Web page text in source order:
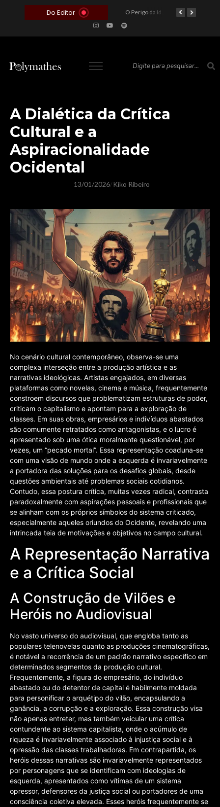
Do Editor
A Roleta da Miséria: Quando a Devoção Cega Encontra o Link na Bio. A Queda do Brasileiro Pelas Mãos de Seus Influencers. O Perigo da Ideologia Desenfreada na Justiça: Quando a Pauta Política Substitui a Pena Criminal
A Dialética da Crítica
Cultural e a
Aspiracionalidade
Ocidental
13/01/2026/ Kiko Ribeiro
No cenário cultural contemporâneo, observa-se uma
complexa interseção entre a produção artística e as
narrativas ideológicas. Artistas engajados, em diversas
plataformas como novelas, cinema e música, frequentemente
constroem discursos que problematizam estruturas de poder,
criticam o capitalismo e apontam para a exploração de
classes. Em suas obras, empresários e indivíduos abastados
são comumente retratados como antagonistas, e o lucro é
apresentado sob uma ótica moralmente questionável, por
vezes, um “pecado mortal”. Essa representação coaduna-se
com uma visão de mundo onde a esquerda é invariavelmente
a portadora das soluções para os desafios globais, desde
questões ambientais até problemas sociais cotidianos.
Contudo, essa postura crítica, muitas vezes radical, contrasta
paradoxalmente com aspirações pessoais e profissionais que
se alinham com os próprios símbolos do sistema criticado,
especialmente aqueles oriundos do Ocidente, revelando uma
intrincada teia de motivações e objetivos no campo cultural.
A Representação Narrativa
e a Crítica Social
A Construção de Vilões e
Heróis no Audiovisual
No vasto universo do audiovisual, que engloba tanto as
populares telenovelas quanto as produções cinematográficas,
é notável a recorrência de um padrão narrativo específico em
determinados segmentos da produção cultural.
Frequentemente, a figura do empresário, do indivíduo
abastado ou do detentor de capital é habilmente moldada
para personificar o arquétipo do vilão, encapsulando a
ganância, a corrupção e a exploração. Essa construção visa
não apenas entreter, mas também veicular uma crítica
contundente ao sistema capitalista, onde o acúmulo de
riqueza é invariavelmente associado à injustiça social e à
opressão das classes trabalhadoras. Em contrapartida, os
heróis dessas narrativas são invariavelmente representados
por personagens que se identificam com ideologias de
esquerda, apresentados como vítimas de um sistema
opressor, defensores da justiça social ou portadores de uma
consciência coletiva elevada. Esses heróis frequentemente se